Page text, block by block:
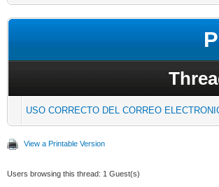
USO CORRECTO DEL CORREO
View a Printable Version
Users browsing this thread: 1 Guest(s)